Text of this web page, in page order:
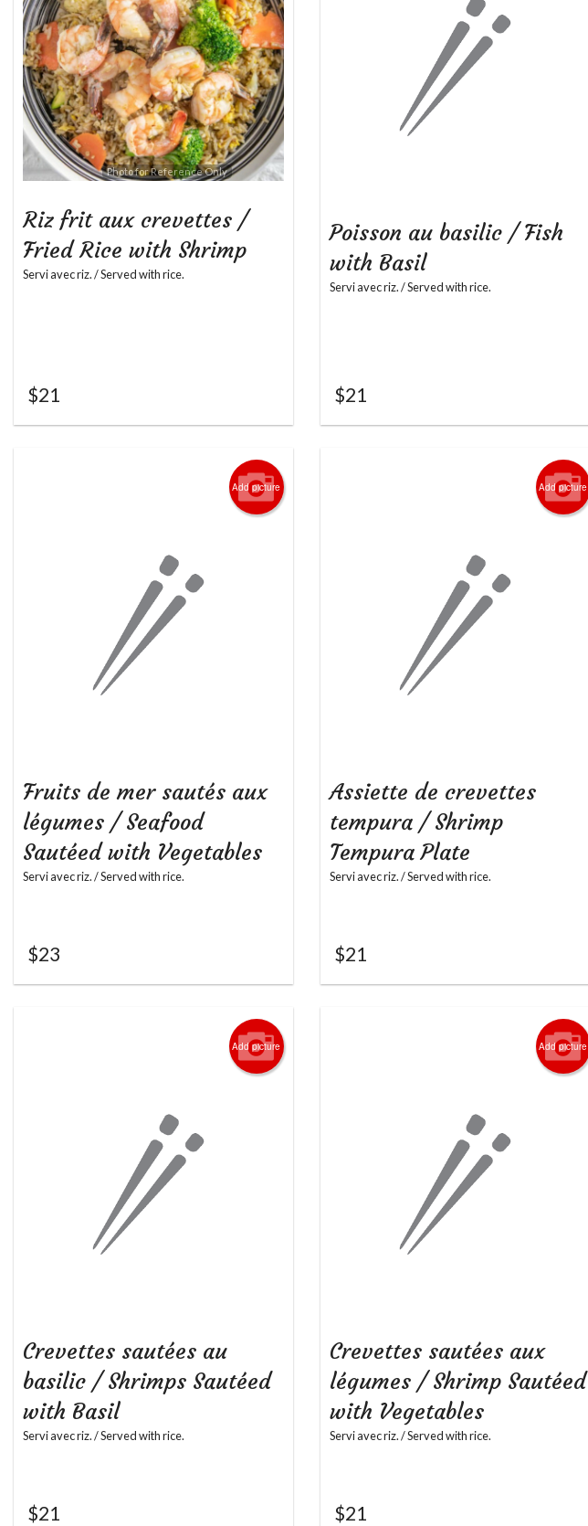
Photo for Reference Only
Riz frit aux crevettes /
Fried Rice with Shrimp
Servi avec riz. / Served with rice.
$21
Poisson au basilic / Fish
with Basil
Servi avec riz. / Served with rice.
$21
Add picture
Fruits de mer sautés aux
légumes / Seafood
Sautéed with Vegetables
Servi avec riz. / Served with rice.
$23
Add picture
Assiette de crevettes
tempura / Shrimp
Tempura Plate
Servi avec riz. / Served with rice.
$21
Add picture
Crevettes sautées au
basilic / Shrimps Sautéed
with Basil
Servi avec riz. / Served with rice.
$21
Add picture
Crevettes sautées aux
légumes / Shrimp Sautéed
with Vegetables
Servi avec riz. / Served with rice.
$21